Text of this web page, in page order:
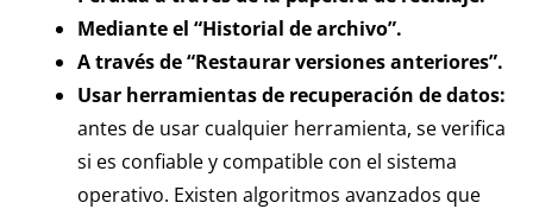
Mediante el “Historial de archivo”.
A través de “Restaurar versiones anteriores”.
Usar herramientas de recuperación de datos:
antes de usar cualquier herramienta, se verifica
si es confiable y compatible con el sistema
operativo. Existen algoritmos avanzados que